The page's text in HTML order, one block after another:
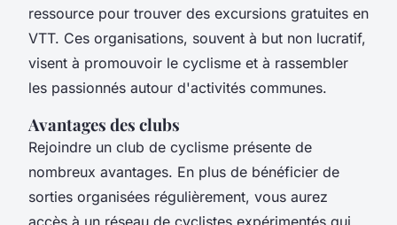
ressource pour trouver des excursions gratuites en
VTT. Ces organisations, souvent à but non lucratif,
visent à promouvoir le cyclisme et à rassembler
les passionnés autour d'activités communes.
Avantages des clubs
Rejoindre un club de cyclisme présente de
nombreux avantages. En plus de bénéficier de
sorties organisées régulièrement, vous aurez
accès à un réseau de cyclistes expérimentés qui